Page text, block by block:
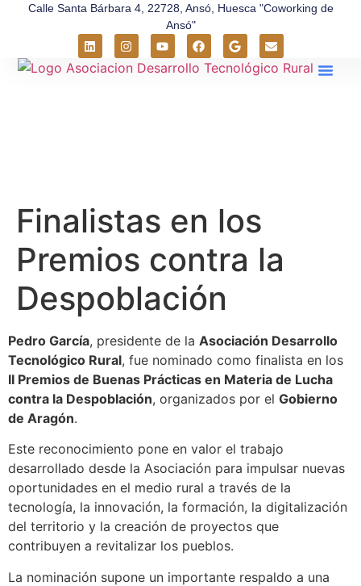
Calle Santa Bárbara 4, 22728, Ansó, Huesca "Coworking de
Ansó"
Finalistas en los
Premios contra la
Despoblación
Pedro García, presidente de la Asociación Desarrollo
Tecnológico Rural, fue nominado como finalista en los
II Premios de Buenas Prácticas en Materia de Lucha
contra la Despoblación, organizados por el Gobierno
de Aragón.
Este reconocimiento pone en valor el trabajo
desarrollado desde la Asociación para impulsar nuevas
oportunidades en el medio rural a través de la
tecnología, la innovación, la formación, la digitalización
del territorio y la creación de proyectos que
contribuyen a revitalizar los pueblos.
La nominación supone un importante respaldo a una